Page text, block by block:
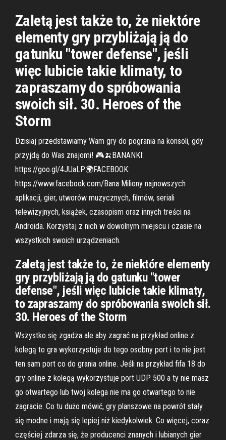
Zaletą jest także to, że niektóre
elementy gry przybliżają ją do
gatunku "tower defense", jeśli
więc lubicie takie klimaty, to
zapraszamy do spróbowania
swoich sił. 30. Heroes of the
Storm
Dzisiaj przedstawiamy Wam gry do pogrania na konsoli, gdy
przyjdą do Was znajomi! 🎮🍌BANANKI:
https://goo.gl/4JUaLP🌍FACEBOOK:
https://www.facebook.com/Bana Miliony najnowszych
aplikacji, gier, utworów muzycznych, filmów, seriali
telewizyjnych, książek, czasopism oraz innych treści na
Androida. Korzystaj z nich w dowolnym miejscu i czasie na
wszystkich swoich urządzeniach.
Zaletą jest także to, że niektóre elementy
gry przybliżają ją do gatunku "tower
defense", jeśli więc lubicie takie klimaty,
to zapraszamy do spróbowania swoich sił.
30. Heroes of the Storm
Wszystko się zgadza ale aby zagrać na przykład online z
kolegą to gra wykorzystuje do tego osobny port i to nie jest
ten sam port co do grania online. Jeśli na przykład fifa 18 do
gry online z kolegą wykorzystuje port UDP 500 a ty nie masz
go otwartego lub twoj kolega nie ma go otwartego to nie
zagracie. Co tu dużo mówić, gry planszowe na powrót stały
się modne i mają się lepiej niż kiedykolwiek. Co więcej, coraz
częściej zdarza się, że producenci znanych i lubianych gier